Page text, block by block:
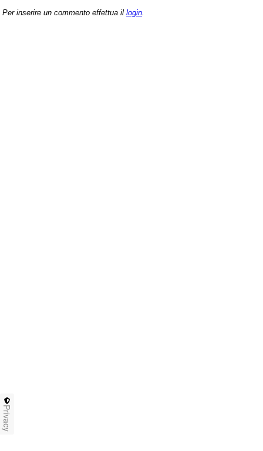
Per inserire un commento effettua il login
Privacy